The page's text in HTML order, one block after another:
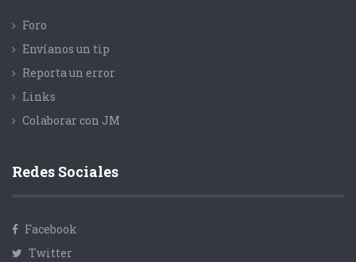
Foro
Envíanos un tip
Reporta un error
Links
Colaborar con JM
Redes Sociales
Facebook
Twitter